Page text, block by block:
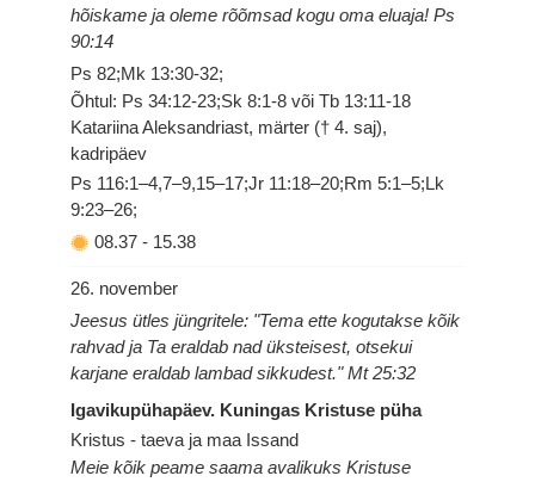
hõiskame ja oleme rõõmsad kogu oma eluaja! Ps
90:14
Ps 82;Mk 13:30-32;
Õhtul: Ps 34:12-23;Sk 8:1-8 või Tb 13:11-18
Katariina Aleksandriast, märter († 4. saj),
kadripäev
Ps 116:1–4,7–9,15–17;Jr 11:18–20;Rm 5:1–5;Lk
9:23–26;
08.37 - 15.38
26. november
Jeesus ütles jüngritele: "Tema ette kogutakse kõik
rahvad ja Ta eraldab nad üksteisest, otsekui
karjane eraldab lambad sikkudest." Mt 25:32
Igavikupühapäev. Kuningas Kristuse püha
Kristus - taeva ja maa Issand
Meie kõik peame saama avalikuks Kristuse